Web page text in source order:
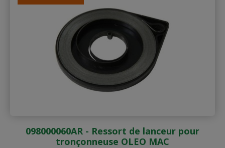
098000060AR - Ressort de lanceur pour
tronçonneuse OLEO MAC